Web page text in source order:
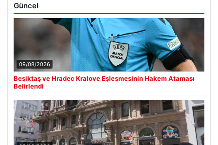
Güncel
09/08/2026
Beşiktaş ve Hradec Kralove Eşleşmesinin Hakem Ataması
Belirlendi